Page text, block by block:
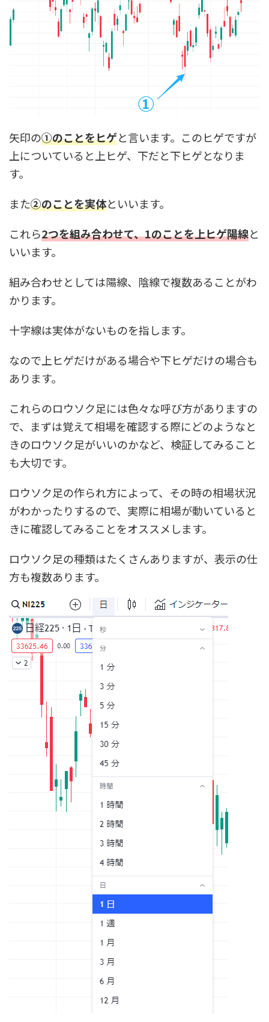
矢印の①のことをヒゲと言います。このヒゲですが
上についていると上ヒゲ、下だと下ヒゲとなりま
す。
また②のことを実体といいます。
これら2つを組み合わせて、1のことを上ヒゲ陽線と
いいます。
組み合わせとしては陽線、陰線で複数あることがわ
かります。
十字線は実体がないものを指します。
なので上ヒゲだけがある場合や下ヒゲだけの場合も
あります。
これらのロウソク足には色々な呼び方がありますの
で、まずは覚えて相場を確認する際にどのようなと
きのロウソク足がいいのかなど、検証してみること
も大切です。
ロウソク足の作られ方によって、その時の相場状況
がわかったりするので、実際に相場が動いていると
きに確認してみることをオススメします。
ロウソク足の種類はたくさんありますが、表示の仕
方も複数あります。